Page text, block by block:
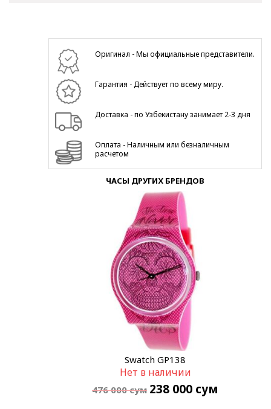
Оригинал - Мы официальные представители.
Гарантия - Действует по всему миру.
Доставка - по Узбекистану занимает 2-3 дня
Оплата - Наличным или безналичным
расчетом
ЧАСЫ ДРУГИХ БРЕНДОВ
Swatch GP138
Нет в наличии
476 000сум 238 000 сум